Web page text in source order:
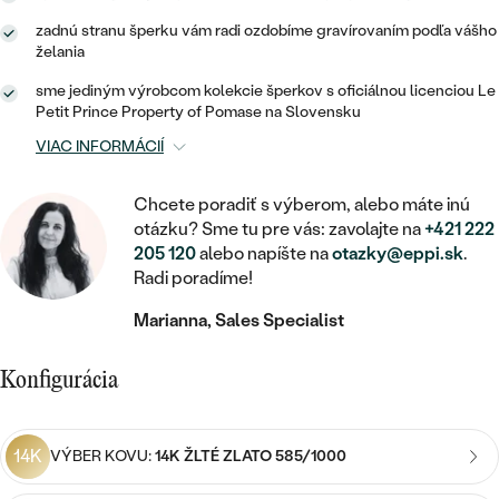
RUČNE RYTÉ
S VÝPLŇOU
SVADOBNÉ SETY
CENOVO DOSTUPNÉ
LUXUSNÉ
ZAČAŤ S DIAMANTOM
ZAČAŤ S LABGROWN DIAMANTOM
ZAČAŤ S FAREBNÝM DIAMANTOM
DIAMANT
LAB GROWN DIAMANT
FAREBNÝ DIAMANT
ČIERNY DIAMANT
DETSKÉ ŠPERKY
BROŠNE
DOPLNKY
PODĽA MATERIÁLU
ZLATÉ
STRIEBORNÉ
PLATINOVÉ
PODĽA DRAHOKAMU
S DIAMANTMI
PODĽA DRAHOKAMU
S DRAHOKAMAMI
S PERLAMI
PODĽA CENY
LUXUSNÉ
MEDAILÓNY
RETIAZKY
V TVARE SRDCA
SO ZVIERATAMI
PODĽA DRAHOKAMU
S DIAMANTMI
S DRAHOKAMAMI
S PERLAMI
PODĽA CENY
PEČATNÉ
PERSONALIZOVANÉ
S DIAMANTMI
S DRAHOKAMAMI
S PERLAMI
CENOVO DOSTUPNÉ
zadnú stranu šperku vám radi ozdobíme gravírovaním podľa vášho
želania
sme jediným výrobcom kolekcie šperkov s oficiálnou licenciou Le
Petit Prince Property of Pomase na Slovensku
VIAC INFORMÁCIÍ
Chcete poradiť s výberom, alebo máte inú
otázku? Sme tu pre vás: zavolajte na+421 222
205 120alebo napíšte naotazky@eppi.sk.
Radi poradíme!
Marianna, Sales Specialist
Konfigurácia
14K VÝBER KOVU:14K ŽLTÉ ZLATO 585/1000